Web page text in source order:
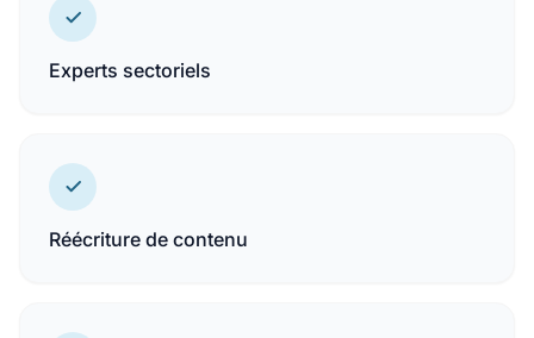
Experts sectoriels
Réécriture de contenu